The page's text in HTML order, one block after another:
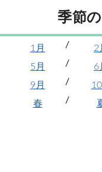
季節
1月 2
5月
6
9月
春